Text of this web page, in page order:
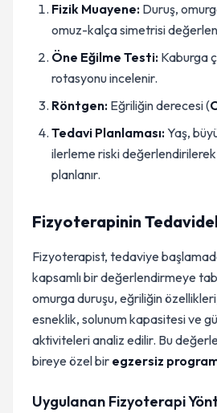
Fizik Muayene: Duruş,
omuz-kalça simetrisi
Öne Eğilme Testi: Kaburga
rotasyonu incelenir.
Röntgen: Eğriliğin derecesi (
Tedavi Planlaması:Yaş,
ilerleme riski
planlanır.
Fizyoterapinin
Fizyoterapist, tedaviye
kapsamlı bir değerlendirmeye
omurga duruşu, eğriliğin
esneklik, solunum kapasitesi ve
aktiviteleri analiz edilir. Bu
bireye özel bir egzersiz
Uygulanan Fizyoterapi